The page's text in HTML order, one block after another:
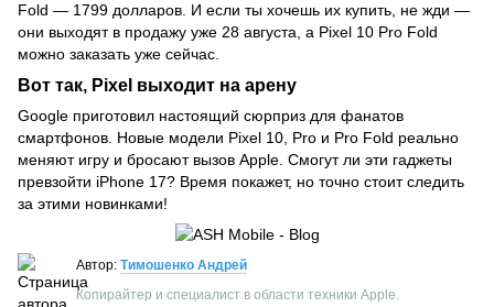
Fold — 1799 долларов. И если ты хочешь их купить, не жди —
они выходят в продажу уже 28 августа, а Pixel 10 Pro Fold
можно заказать уже сейчас.
Вот так, Pixel выходит на арену
Google приготовил настоящий сюрприз для фанатов
смартфонов. Новые модели Pixel 10, Pro и Pro Fold реально
меняют игру и бросают вызов Apple. Смогут ли эти гаджеты
превзойти iPhone 17? Время покажет, но точно стоит следить
за этими новинками!
Автор: Тимошенко Андрей
Копирайтер и специалист в области техники Apple.